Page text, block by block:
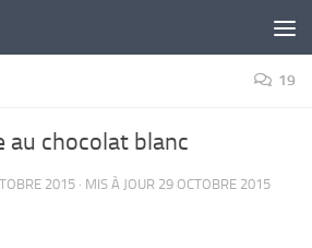
19
au chocolat blanc
2015 · MIS À JOUR 29 OCTOBRE 2015